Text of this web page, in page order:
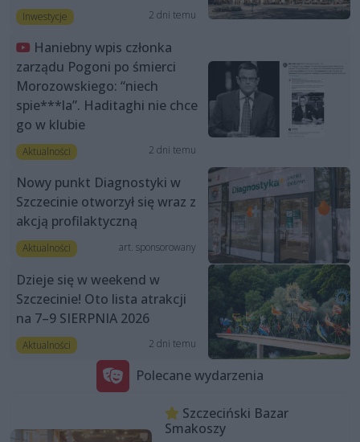
Inwestycje 2 dni temu
Haniebny wpis członka
zarządu Pogoni po śmierci
Morozowskiego: “niech
spie***la”. Haditaghi nie chce
go w klubie
Aktualności 2 dni temu
Nowy punkt Diagnostyki w
Szczecinie otworzył się wraz z
akcją profilaktyczną
Aktualności art. sponsorowany
Dzieje się w weekend w
Szczecinie! Oto lista atrakcji
na 7–9 SIERPNIA 2026
Aktualności 2 dni temu
Polecane wydarzenia
Szczeciński Bazar
Smakoszy